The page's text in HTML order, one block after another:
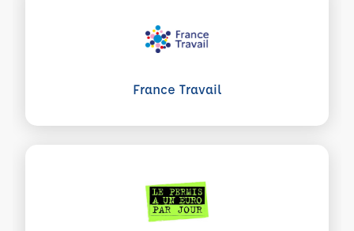
France Travail
Voir plus sur Permis à 1€/jour